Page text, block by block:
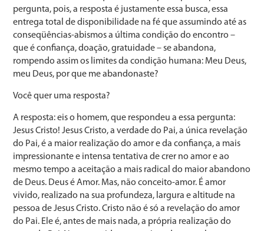
pergunta, pois, a resposta é justamente essa busca, essa
entrega total de disponibilidade na fé que assumindo até as
conseqüências-abismos a última condição do encontro –
que é confiança, doação, gratuidade – se abandona,
rompendo assim os limites da condição humana: Meu Deus,
meu Deus, por que me abandonaste?
Você quer uma resposta?
A resposta: eis o homem, que respondeu a essa pergunta:
Jesus Cristo! Jesus Cristo, a verdade do Pai, a única revelação
do Pai, é a maior realização do amor e da confiança, a mais
impressionante e intensa tentativa de crer no amor e ao
mesmo tempo a aceitação a mais radical do maior abandono
de Deus. Deus é Amor. Mas, não conceito-amor. É amor
vivido, realizado na sua profundeza, largura e altitude na
pessoa de Jesus Cristo. Cristo não é só a revelação do amor
do Pai. Ele é, antes de mais nada, a própria realização do